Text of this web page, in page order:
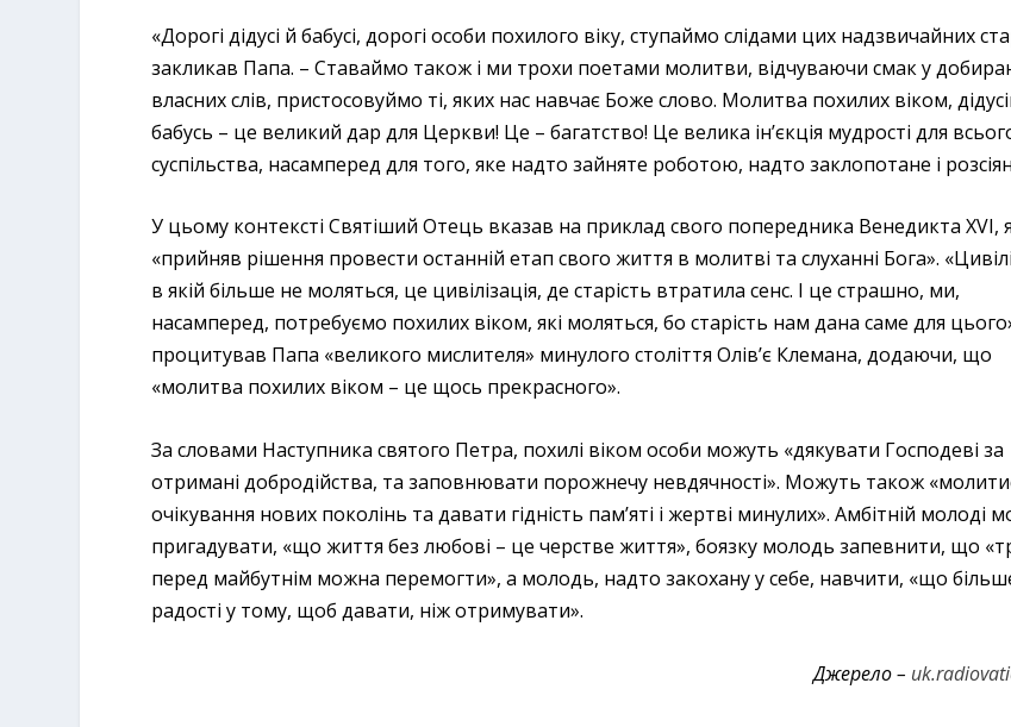
«Дорогі дідусі й бабусі, дорогі особи похилого віку, ступаймо слідами цих надзвичайних
закликав Папа. – Ставаймо також і ми трохи поетами молитви, відчуваючи смак у
власних слів, пристосовуймо ті, яких нас навчає Боже слово. Молитва похилих віком,
бабусь – це великий дар для Церкви! Це – багатство! Це велика ін’єкція мудрості для
суспільства, насамперед для того, яке надто зайняте роботою, надто заклопотане і
У цьому контексті Святіший Отець вказав на приклад свого попередника Венедикта XVI,
«прийняв рішення провести останній етап свого життя в молитві та слуханні Бога».
в якій більше не моляться, це цивілізація, де старість втратила сенс. І це страшно, ми,
насамперед, потребуємо похилих віком, які моляться, бо старість нам дана саме для
процитував Папа «великого мислителя» минулого століття Олів’є Клемана, додаючи, що
«молитва похилих віком – це щось прекрасного».
За словами Наступника святого Петра, похилі віком особи можуть «дякувати Господеві за
отримані добродійства, та заповнювати порожнечу невдячності». Можуть також
очікування нових поколінь та давати гідність пам’яті і жертві минулих». Амбітній молоді
пригадувати, «що життя без любові – це черстве життя», боязку молодь запевнити, що
перед майбутнім можна перемогти», а молодь, надто закохану у себе, навчити, «що
радості у тому, щоб давати, ніж отримувати».
Джерело –